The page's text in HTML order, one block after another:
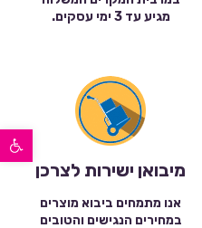
פתח סרגל נגישות
מגיע עד 3 ימי עסקים.
מיבואן ישירות לצרכן
אנו מתמחים ביבוא מוצרים
במחירים הנגישים והטובים